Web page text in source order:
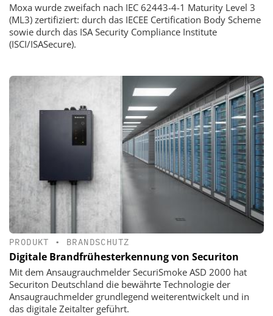
Moxa wurde zweifach nach IEC 62443-4-1 Maturity Level 3
(ML3) zertifiziert: durch das IECEE Certification Body Scheme
sowie durch das ISA Security Compliance Institute
(ISCI/ISASecure).
PRODUKT • BRANDSCHUTZ
Digitale Brandfrühesterkennung von Securiton
Mit dem Ansaugrauchmelder SecuriSmoke ASD 2000 hat
Securiton Deutschland die bewährte Technologie der
Ansaugrauchmelder grundlegend weiterentwickelt und in
das digitale Zeitalter geführt.